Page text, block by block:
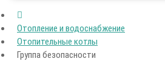
Отопление и водоснабжение
Отопительные котлы
Группа безопасности